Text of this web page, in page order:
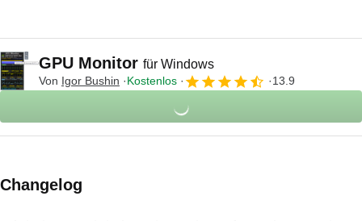
GPU Monitor für Windows
Von Igor Bushin Kostenlos 13.9
Changelog